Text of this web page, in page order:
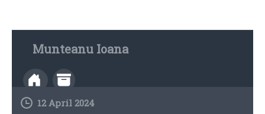
Munteanu Ioana
12 April 2024